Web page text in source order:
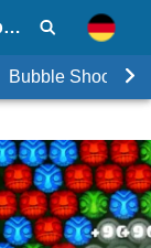
Wellgames : Bubble Raiders Episode 1: The Sun Temple
Bubble Shooter